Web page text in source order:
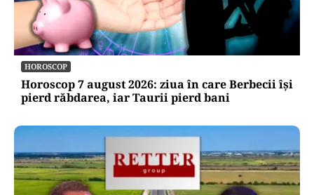
HOROSCOP
Horoscop 7 august 2026: ziua în care Berbecii își
pierd răbdarea, iar Taurii pierd bani